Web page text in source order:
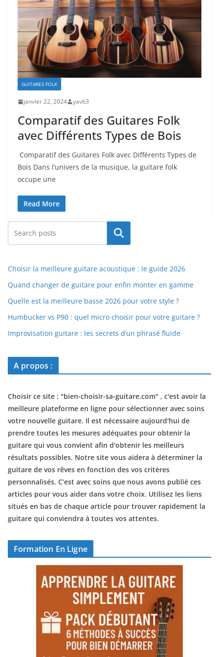
GUITARES FOLK
janvier 22, 2024 yavb3
Comparatif des Guitares Folk
avec Différents Types de Bois
⁣ Comparatif des ⁢Guitares Folk avec Différents Types de
Bois Dans l’univers de la musique, ​la ‌guitare folk
occupe ‍une
Read More
Rechercher
Choisir la meilleure guitare acoustique : le guide 2026
Quand changer de guitare pour enfin monter en gamme
Quelle est la meilleure basse 2026 pour votre style ?
Humbucker vs P90 : quel micro choisir pour votre guitare ?
Improvisation guitare : les secrets d’un phrasé fluide
A propos :
Choisir ce site : "bien-choisir-sa-guitare.com" , c'est avoir la
meilleure plateforme en ligne pour sélectionner avec soins
votre nouvelle guitare. Il est nécessaire aujourd'hui de
prendre toutes les mesures adéquates pour obtenir la
guitare qui vous convient afin d'obtenir les meilleurs
résultats possibles. Notre site vous aidera à déterminer la
guitare de vos rêves en fonction des vos critères
personnalisés. C’est avec soins que nous avons publié ces
articles pour vous aider dans votre choix. Utilisez les liens
situés en bas de chaque article pour trouver rapidement la
guitare qui conviendra à toutes vos attentes.
Formation En Ligne